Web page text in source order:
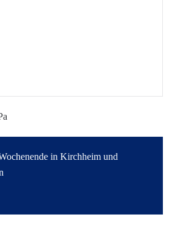
in Kirchheim und